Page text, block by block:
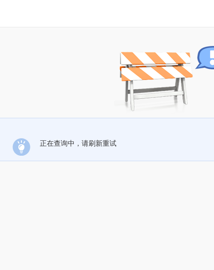
正在查询中，请刷新重试